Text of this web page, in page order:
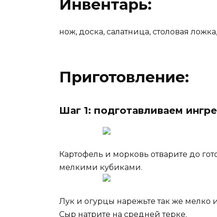
Инвентарь:
нож, доска, салатница, столовая
Приготовление:
Шаг 1: подготавливаем
Картофель и морковь отварите до
мелкими кубиками.
Лук и огурцы нарежьте так же мелко
Сыр натрите на средней терке.